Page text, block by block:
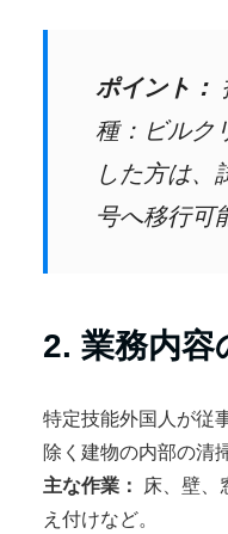
ポイント：
種：ビルク
した方は、
号へ移行可
2. 業務内容
特定技能外国人が従
除く建物の内部の清
主な作業：
床、壁、
え付けなど。